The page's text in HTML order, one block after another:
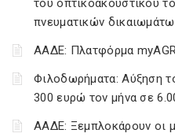
του οπτικοακουστικού
πνευματικών
ΑΑΔΕ: Πλατφόρμα
Φιλοδωρήματα: Αύξηση
300 ευρώ τον μήνα σε
ΑΑΔΕ: Ξεμπλοκάρουν οι